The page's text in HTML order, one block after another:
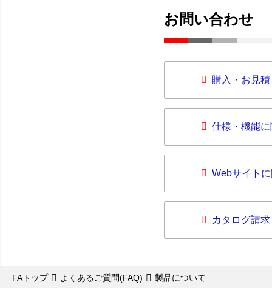
お問い合わせ
購入・お見
仕様・機能
Webサイト
カタログ請求
FAトップ よくあるご質問(FAQ)
製品について